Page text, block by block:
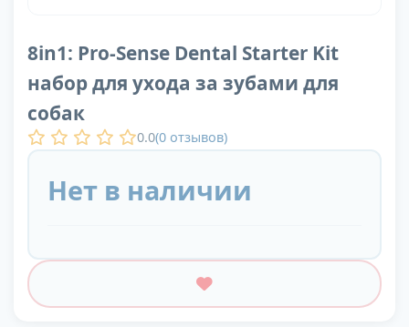
8in1: Pro-Sense Dental Starter Kit
набор для ухода за зубами для
собак
0.0(0 отзывов)
Нет в наличии